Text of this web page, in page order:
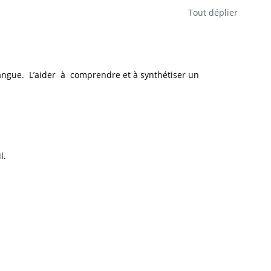
Tout déplier
L’aider à comprendre et à synthétiser un